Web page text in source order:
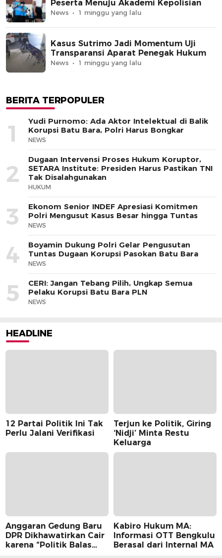
Peserta Menuju Akademi Kepolisian
News 1 minggu yang lalu
Kasus Sutrimo Jadi Momentum Uji
Transparansi Aparat Penegak Hukum
News 1 minggu yang lalu
BERITA TERPOPULER
1
Yudi Purnomo: Ada Aktor Intelektual di Balik
Korupsi Batu Bara, Polri Harus Bongkar
NEWS
2
Dugaan Intervensi Proses Hukum Koruptor,
SETARA Institute: Presiden Harus Pastikan TNI
Tak Disalahgunakan
HUKUM
3
Ekonom Senior INDEF Apresiasi Komitmen
Polri Mengusut Kasus Besar hingga Tuntas
NEWS
4
Boyamin Dukung Polri Gelar Pengusutan
Tuntas Dugaan Korupsi Pasokan Batu Bara
NEWS
5
CERI: Jangan Tebang Pilih, Ungkap Semua
Pelaku Korupsi Batu Bara PLN
NEWS
HEADLINE
12 Partai Politik Ini Tak
Perlu Jalani Verifikasi
Terjun ke Politik, Giring
‘Nidji’ Minta Restu
Keluarga
Anggaran Gedung Baru
DPR Dikhawatirkan Cair
karena “Politik Balas
Kabiro Hukum MA:
Informasi OTT Bengkulu
Berasal dari Internal MA